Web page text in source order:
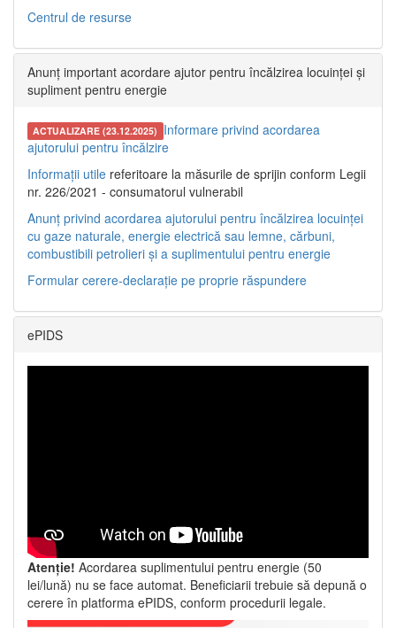
Centrul de resurse
Anunț important acordare ajutor pentru încălzirea locuinței și
supliment pentru energie
ACTUALIZARE (23.12.2025) Informare privind acordarea
ajutorului pentru încălzire
Informații utile referitoare la măsurile de sprijin conform Legii
nr. 226/2021 - consumatorul vulnerabil
Anunț privind acordarea ajutorului pentru încălzirea locuinței
cu gaze naturale, energie electrică sau lemne, cărbuni,
combustibili petrolieri și a suplimentului pentru energie
Formular cerere-declarație pe proprie răspundere
ePIDS
Atenție! Acordarea suplimentului pentru energie (50
lei/lună) nu se face automat. Beneficiarii trebuie să depună o
cerere în platforma ePIDS, conform procedurii legale.